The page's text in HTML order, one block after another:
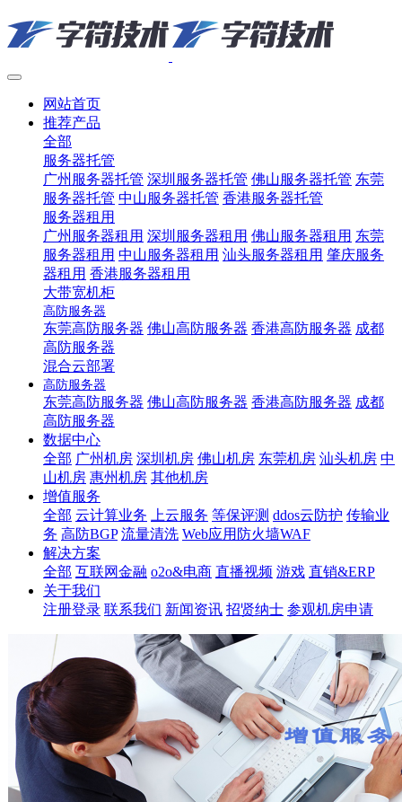
网站首页
推荐产品
全部
服务器托管
广州服务器托管 深圳服务器托管 佛山服务器托管 东莞
服务器托管 中山服务器托管 香港服务器托管
服务器租用
广州服务器租用 深圳服务器租用 佛山服务器租用 东莞
服务器租用 中山服务器租用 汕头服务器租用 肇庆服务
器租用 香港服务器租用
大带宽机柜
高防服务器
东莞高防服务器 佛山高防服务器 香港高防服务器 成都
高防服务器
混合云部署
高防服务器
东莞高防服务器 佛山高防服务器 香港高防服务器 成都
高防服务器
数据中心
全部 广州机房 深圳机房 佛山机房 东莞机房 汕头机房 中
山机房 惠州机房 其他机房
增值服务
全部 云计算业务 上云服务 等保评测 ddos云防护 传输业
务 高防BGP 流量清洗 Web应用防火墙WAF
解决方案
全部 互联网金融 o2o&电商 直播视频 游戏 直销&ERP
关于我们
注册登录 联系我们 新闻资讯 招贤纳士 参观机房申请